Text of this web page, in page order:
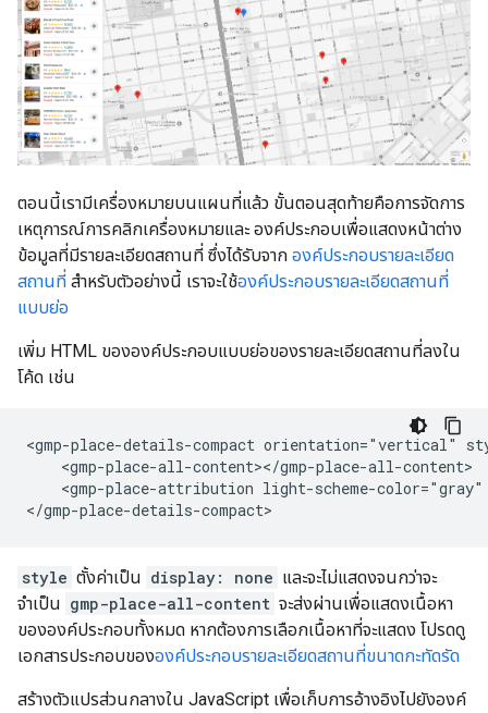
ตอนนี้เรามีเครื่องหมายบนแผนที่แล้ว ขั้นตอนสุดท้ายคือการจัดการ
เหตุการณ์การคลิกเครื่องหมายและ องค์ประกอบเพื่อแสดงหน้าต่าง
ข้อมูลที่มีรายละเอียดสถานที่ ซึ่งได้รับจาก องค์ประกอบรายละเอียด
สถานที่ สำหรับตัวอย่างนี้ เราจะใช้องค์ประกอบรายละเอียดสถานที่
แบบย่อ
เพิ่ม HTML ขององค์ประกอบแบบย่อของรายละเอียดสถานที่ลงใน
โค้ด เช่น
<gmp-place-details-compact orientation="vertical"
    <gmp-place-all-content></gmp-place-all-content>
<gmp-place-attribution light-scheme-
style ตั้งค่าเป็น display: none และจะไม่แสดงจนกว่าจะ
จำเป็น gmp-place-all-content จะส่งผ่านเพื่อแสดงเนื้อหา
ขององค์ประกอบทั้งหมด หากต้องการเลือกเนื้อหาที่จะแสดง โปรดดู
เอกสารประกอบขององค์ประกอบรายละเอียดสถานที่ขนาดกะทัดรัด
สร้างตัวแปรส่วนกลางใน JavaScript เพื่อเก็บการอ้างอิงไปยังองค์